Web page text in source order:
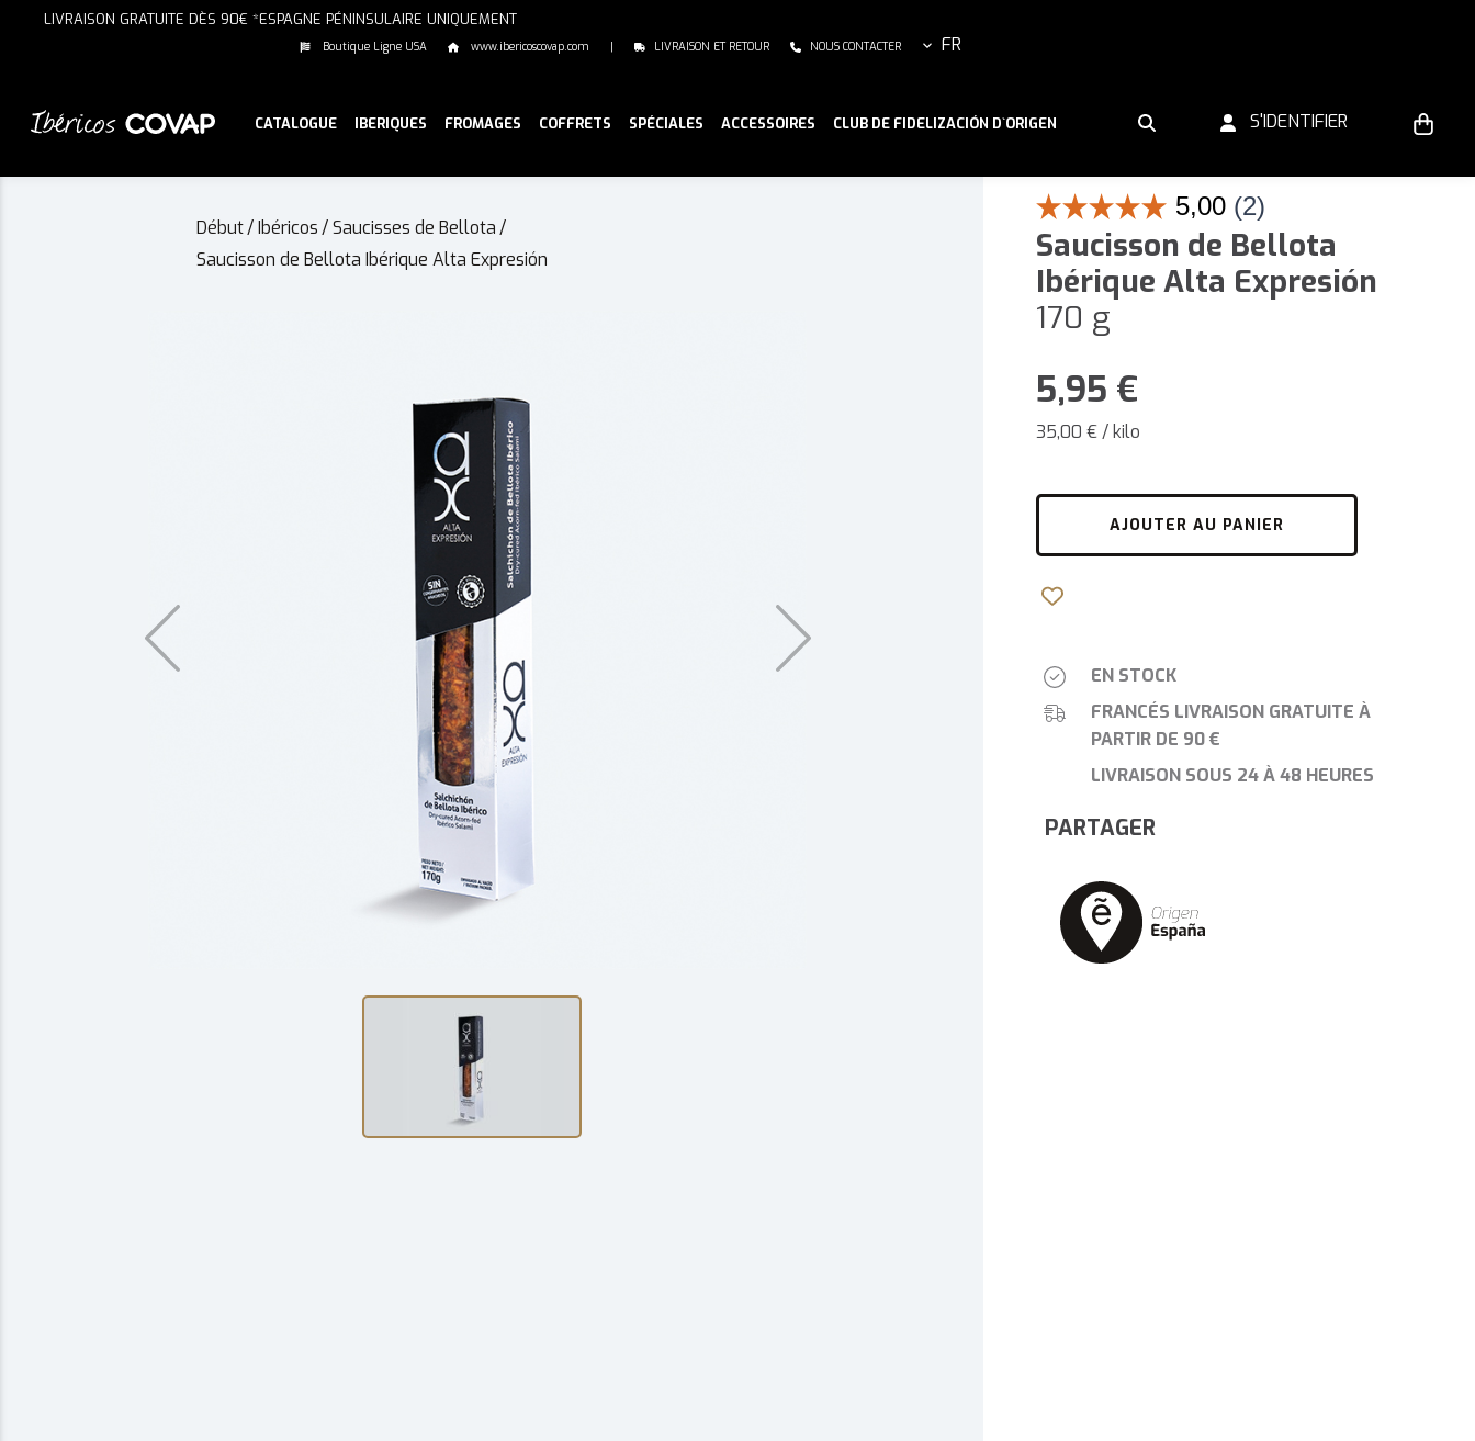
LIVRAISON GRATUITE DÈS 90€ *ESPAGNE PÉNINSULAIRE UNIQUEMENT
Boutique Ligne USA www.ibericoscovap.com | LIVRAISON ET RETOUR NOUS CONTACTER FR
CATALOGUE IBERIQUES FROMAGES COFFRETS SPÉCIALES ACCESSOIRES CLUB DE FIDELIZACIÓN D`ORIGEN S'IDENTIFIER
Début/Ibéricos /Saucisses de Bellota /
Saucisson de Bellota Ibérique Alta Expresión
Saucisson de Bellota
Ibérique Alta Expresión
170 g
5,95 €
35,00 € / kilo
AJOUTER AU PANIER
EN STOCK
FRANCÉS LIVRAISON GRATUITE À
PARTIR DE 90 €
LIVRAISON SOUS 24 À 48 HEURES
PARTAGER